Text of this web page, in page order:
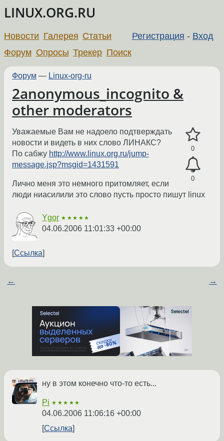
LINUX.ORG.RU
Регистрация - Вход
Новости Галерея Статьи
Форум Опросы Трекер Поиск
Форум — Linux-org-ru
2anonymous_incognito &
other moderators
0
0
Уважаемые Вам не надоело подтверждать
новости и видеть в них слово ЛИНАКС?
По сабжу http://www.linux.org.ru/jump-
message.jsp?msgid=1431591
Лично меня это немного притомляет, если
люди ниасилили это слово пусть просто пишут linux
Ygor ★★★★★
04.06.2006 11:01:33 +00:00
Ссылка
← →
ну в этом конечно что-то есть...
Pi ★★★★★
04.06.2006 11:06:16 +00:00
Ссылка